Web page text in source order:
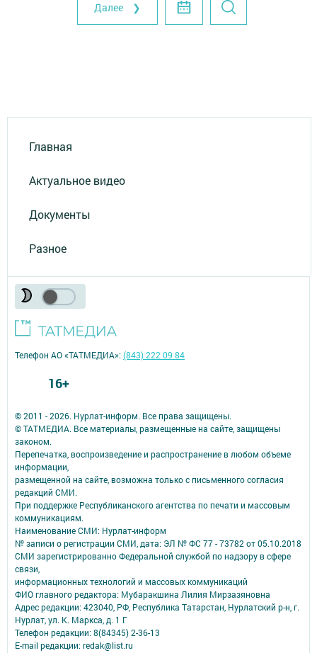
Далее ❯
Главная
Актуальное видео
Документы
Разное
© 2011 - 2026. Нурлат-⁠информ. Все права защищены.
© ТАТМЕДИА. Все материалы, размещенные на сайте, защищены
законом.
Перепечатка, воспроизведение и распространение в любом объеме
информации,
размещенной на сайте, возможна только с письменного согласия
редакций СМИ.
При поддержке Республиканского агентства по печати и массовым
коммуникациям.
Наименование СМИ: Нурлат-⁠информ
№ записи о регистрации СМИ, дата: ЭЛ № ФС 77 -⁠ 73782 от 05.10.2018
СМИ зарегистрированно Федеральной службой по надзору в сфере
связи,
информационных технологий и массовых коммуникаций
ФИО главного редактора: Мубаракшина Лилия Мирзазяновна
Адрес редакции: 423040, РФ, Республика Татарстан, Нурлатский р-н, г.
Нурлат, ул. К. Маркса, д. 1 Г
Телефон редакции: 8(84345) 2-36-13
E-mail редакции: redak@list.ru
Телефон АО «ТАТМЕДИА»:(843) 222 09 84
16+